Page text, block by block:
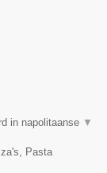
in napolitaanse ▼
Pasta